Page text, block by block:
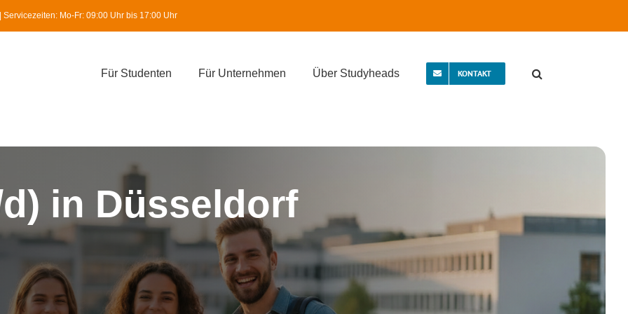
Mo-Fr: 09:00 Uhr bis 17:00 Uhr
Für Studenten Für Unternehmen Über Studyheads KONTAKT
in Düsseldorf